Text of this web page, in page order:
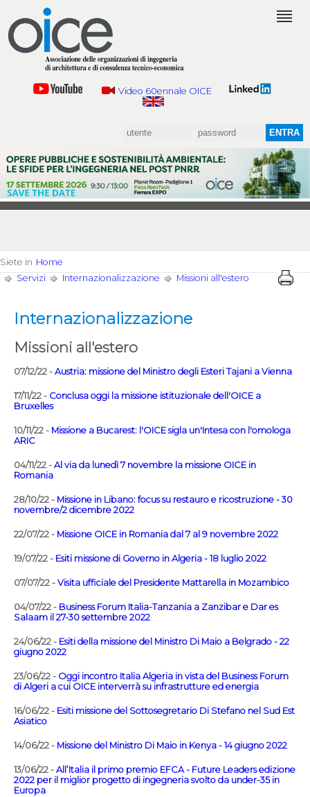
Video 60ennale OICE
Siete in Home
Servizi
Internazionalizzazione Missioni all'estero
Internazionalizzazione
Missioni all'estero
07/12/22 - Austria: missione del Ministro degli Esteri Tajani a Vienna
17/11/22 - Conclusa oggi la missione istituzionale dell'OICE a
Bruxelles
10/11/22 - Missione a Bucarest: l'OICE sigla un'Intesa con l'omologa
ARIC
04/11/22 - Al via da lunedì 7 novembre la missione OICE in
Romania
28/10/22 - Missione in Libano: focus su restauro e ricostruzione - 30
novembre/2 dicembre 2022
22/07/22 - Missione OICE in Romania dal 7 al 9 novembre 2022
19/07/22 - Esiti missione di Governo in Algeria - 18 luglio 2022
07/07/22 - Visita ufficiale del Presidente Mattarella in Mozambico
04/07/22 - Business Forum Italia-Tanzania a Zanzibar e Dar es
Salaam il 27-30 settembre 2022
24/06/22 - Esiti della missione del Ministro Di Maio a Belgrado - 22
giugno 2022
23/06/22 - Oggi incontro Italia Algeria in vista del Business Forum
di Algeri a cui OICE interverrà su infrastrutture ed energia
16/06/22 - Esiti missione del Sottosegretario Di Stefano nel Sud Est
Asiatico
14/06/22 - Missione del Ministro Di Maio in Kenya - 14 giugno 2022
13/06/22 - All’Italia il primo premio EFCA - Future Leaders edizione
2022 per il miglior progetto di ingegneria svolto da under-35 in
Europa